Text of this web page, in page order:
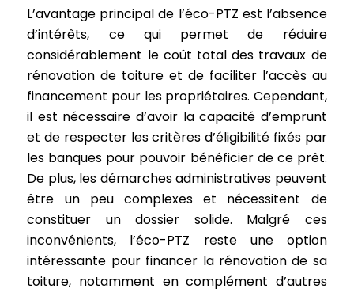
L’avantage principal de l’éco-PTZ est l’absence
d’intérêts, ce qui permet de réduire
considérablement le coût total des travaux de
rénovation de toiture et de faciliter l’accès au
financement pour les propriétaires. Cependant,
il est nécessaire d’avoir la capacité d’emprunt
et de respecter les critères d’éligibilité fixés par
les banques pour pouvoir bénéficier de ce prêt.
De plus, les démarches administratives peuvent
être un peu complexes et nécessitent de
constituer un dossier solide. Malgré ces
inconvénients, l’éco-PTZ reste une option
intéressante pour financer la rénovation de sa
toiture, notamment en complément d’autres